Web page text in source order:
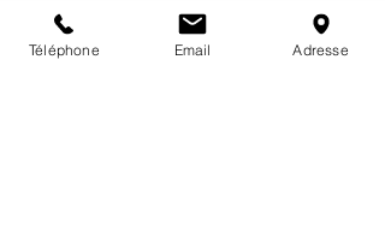
(Art : Anke Gladnick)
Téléphone Email Adresse